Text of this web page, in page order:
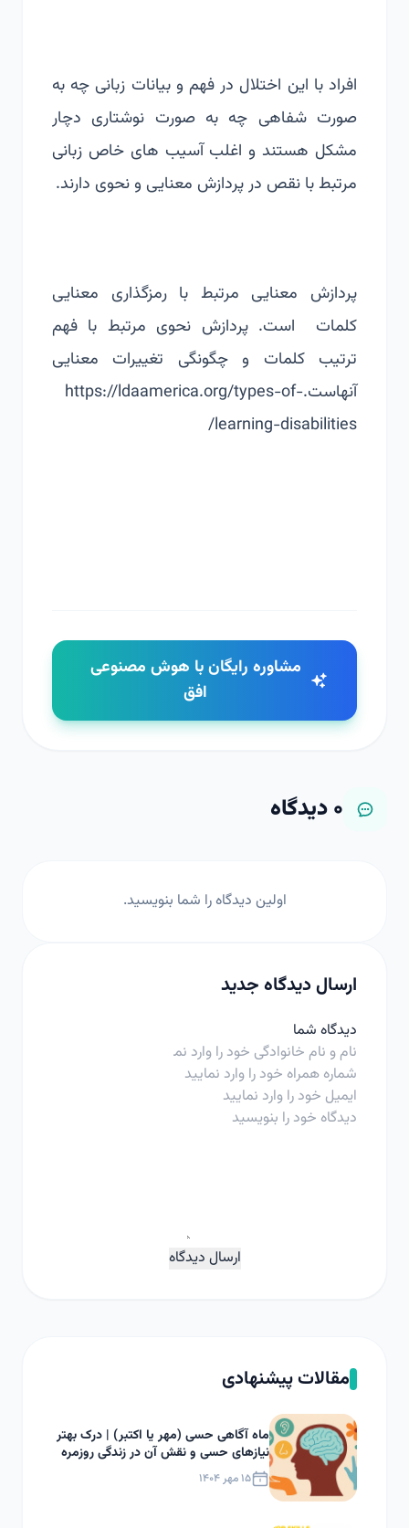
افراد با این اختلال در فهم و بیانات زبانی چه به
صورت شفاهی چه به صورت نوشتاری دچار
مشکل هستند و اغلب آسیب های خاص زبانی
مرتبط با نقص در پردازش معنایی و نحوی دارند.
پردازش معنایی مرتبط با رمزگذاری معنایی
کلمات است. پردازش نحوی مرتبط با فهم
ترتیب کلمات و چگونگی تغییرات معنایی
آنهاست.https://ldaamerica.org/types-of-
learning-disabilities/
مشاوره رایگان با هوش مصنوعی
افق
۰دیدگاه
اولین دیدگاه را شما بنویسید.
ارسال دیدگاه جدید
دیدگاه شما
ارسال دیدگاه
مقالات پیشنهادی
ماه آگاهی حسی (مهر یا اکتبر) | درک بهتر
نیازهای حسی و نقش آن در زندگی روزمره
۱۵ مهر ۱۴۰۴